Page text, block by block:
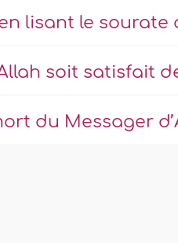
lisant le sourate
soit satisfait
du Messager